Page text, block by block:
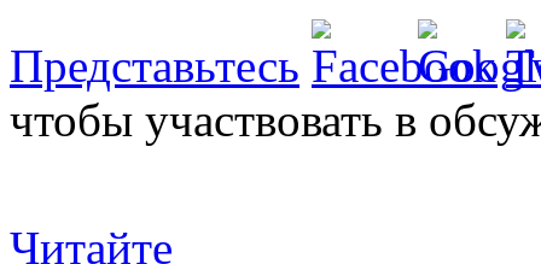
Представьтесь
чтобы участвовать в
Читайте